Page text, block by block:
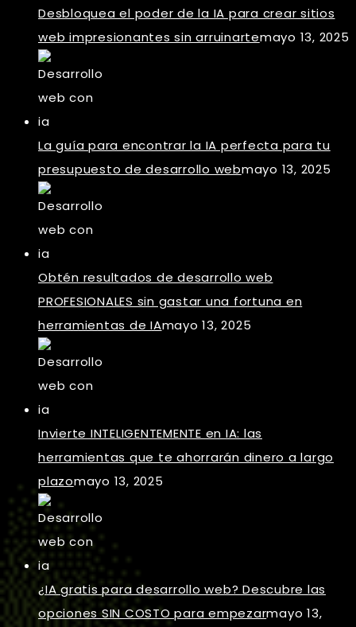
Desbloquea el poder de la IA para crear sitios
web impresionantes sin arruinartemayo 13, 2025
La guía para encontrar la IA perfecta para tu
presupuesto de desarrollo webmayo 13, 2025
Obtén resultados de desarrollo web
PROFESIONALES sin gastar una fortuna en
herramientas de IAmayo 13, 2025
Invierte INTELIGENTEMENTE en IA: las
herramientas que te ahorrarán dinero a largo
plazomayo 13, 2025
¿IA gratis para desarrollo web? Descubre las
opciones SIN COSTO para empezarmayo 13,